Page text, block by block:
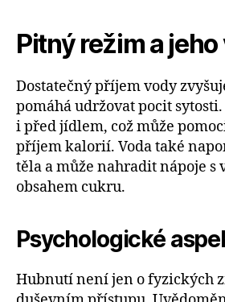
Pitný režim a
Dostatečný příjem vody
pomáhá udržovat pocit
i před jídlem, což může
příjem kalorií. Voda také
těla a může nahradit nápoje s
obsahem cukru.
Psychologické
Hubnutí není jen o fyzických